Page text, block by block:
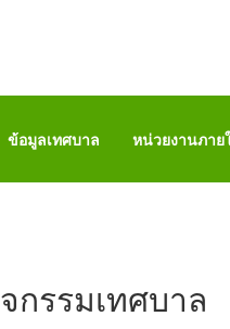
ข้อมูลเทศบาล หน่วยงานภาย
กรรมเทศบาล